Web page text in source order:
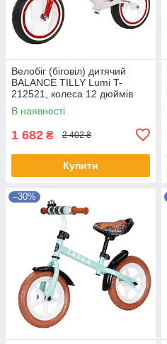
Велобіг (біговіл) дитячий
BALANCE TILLY Lumi T-
212521, колеса 12 дюймів
світяться, White, білий
В наявності
1 682 ₴ 2 402 ₴
Купити
–30%